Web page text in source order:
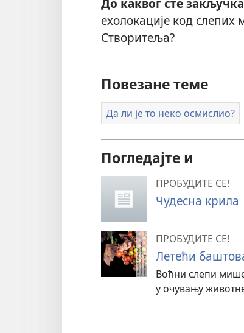
До каквог сте
ехолокације код
Створитеља?
Повезане теме
Да ли је то неко осмислио?
Погледајте и
ПРОБУДИТЕ СЕ!
Чудесна крила
ПРОБУДИТЕ СЕ!
Летећи
Воћни слепи
у очувању